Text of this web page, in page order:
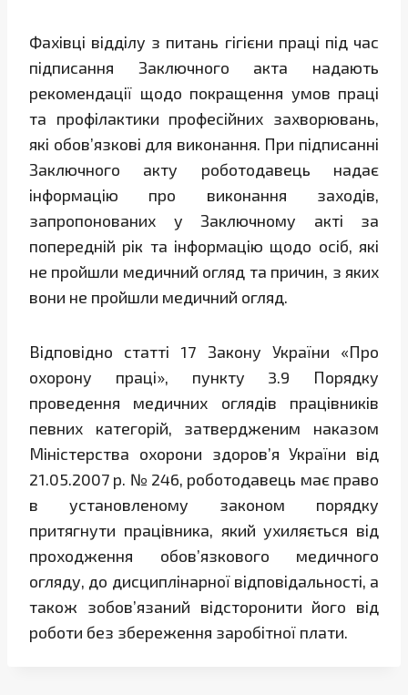
Фахівці відділу з питань гігієни праці під час
підписання Заключного акта надають
рекомендації щодо покращення умов праці
та профілактики професійних захворювань,
які обов’язкові для виконання. При підписанні
Заключного акту роботодавець надає
інформацію про виконання заходів,
запропонованих у Заключному акті за
попередній рік та інформацію щодо осіб, які
не пройшли медичний огляд та причин, з яких
вони не пройшли медичний огляд.
Відповідно статті 17 Закону України «Про
охорону праці», пункту 3.9 Порядку
проведення медичних оглядів працівників
певних категорій, затвердженим наказом
Міністерства охорони здоров’я України від
21.05.2007 р. № 246, роботодавець має право
в установленому законом порядку
притягнути працівника, який ухиляється від
проходження обов’язкового медичного
огляду, до дисциплінарної відповідальності, а
також зобов’язаний відсторонити його від
роботи без збереження заробітної плати.